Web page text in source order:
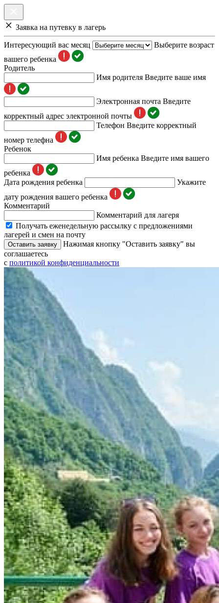
Заявка на путевку в лагерь
Интересующий вас месяц
Выберите возраст
вашего ребенка
Родитель
Имя родителя Введите ваше имя
Электронная почта Введите
корректный адрес электронной почты
Телефон Введите корректный
номер телефна
Ребенок
Имя ребенка Введите имя вашего
ребенка
Дата рождения ребенка
Укажите
дату рождения вашего ребенка
Комментарий
Комментарий для лагеря
Получать еженедельную рассылку с предложениями
лагерей и смен на почту
Оставить заявку
Нажимая кнопку "Оставить заявку" вы
соглашаетесь
с политикой конфиденциальности